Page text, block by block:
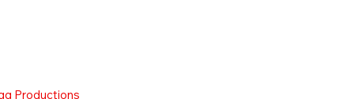
Productions